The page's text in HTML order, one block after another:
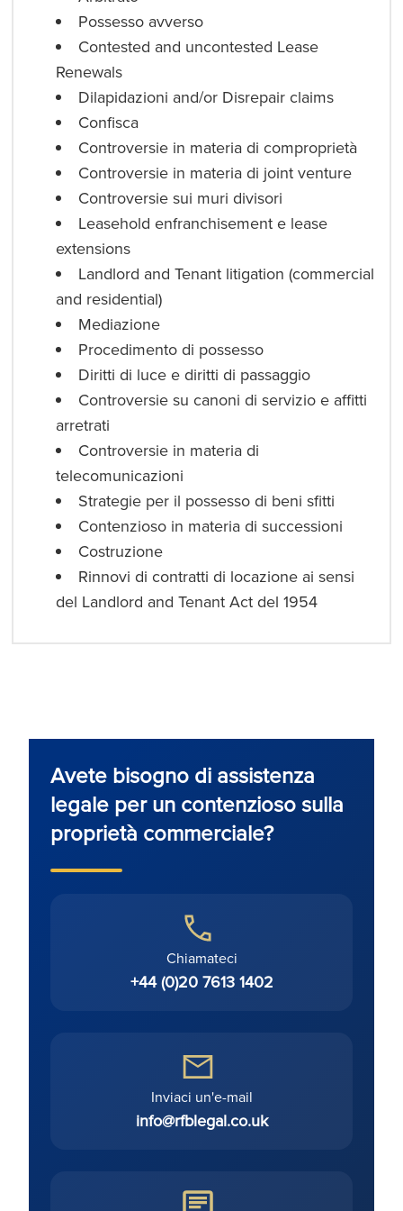
Possesso avverso
Contested and uncontested Lease
Renewals
Dilapidazioni and/or Disrepair claims
Confisca
Controversie in materia di comproprietà
Controversie in materia di joint venture
Controversie sui muri divisori
Leasehold enfranchisement e lease
extensions
Landlord and Tenant litigation (commercial
and residential)
Mediazione
Procedimento di possesso
Diritti di luce e diritti di passaggio
Controversie su canoni di servizio e affitti
arretrati
Controversie in materia di
telecomunicazioni
Strategie per il possesso di beni sfitti
Contenzioso in materia di successioni
Costruzione
Rinnovi di contratti di locazione ai sensi
del Landlord and Tenant Act del 1954
Avete bisogno di assistenza
legale per un contenzioso sulla
proprietà commerciale?
Chiamateci
+44 (0)20 7613 1402
Inviaci un'e-mail
info@rfblegal.co.uk